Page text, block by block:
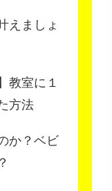
えましょ
教室に１
方法
か？ベビ